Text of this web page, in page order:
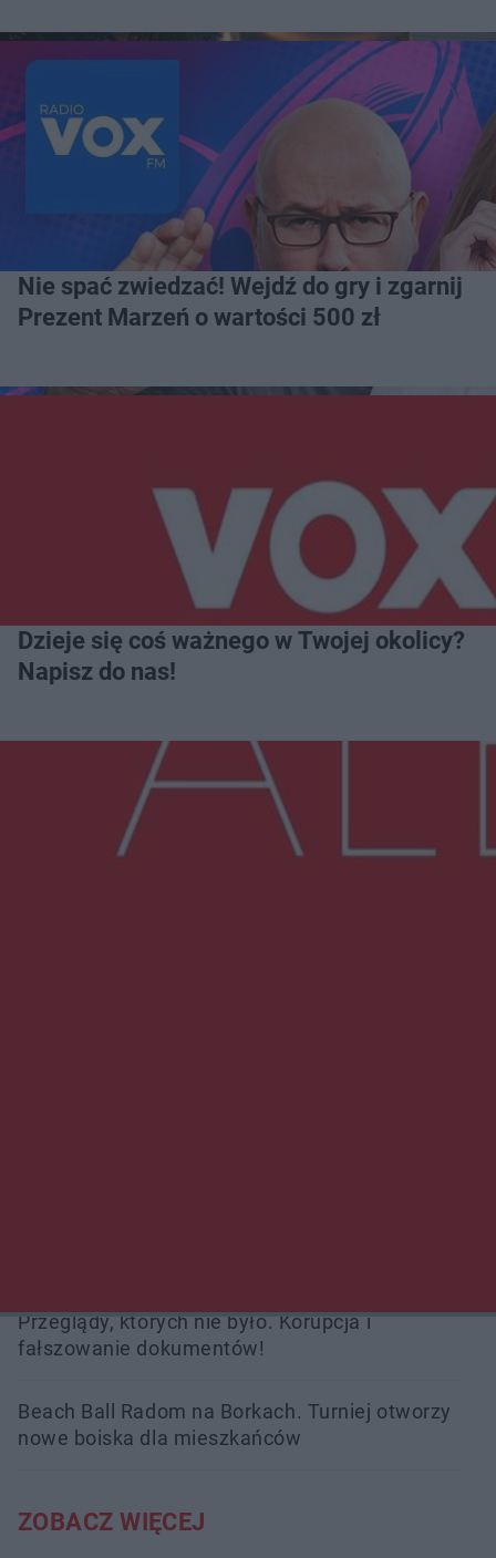
Nie spać zwiedzać! Wejdź do gry i zgarnij
Prezent Marzeń o wartości 500 zł
Dzieje się coś ważnego w Twojej okolicy?
Napisz do nas!
Więcej
Przeglądy, których nie było. Korupcja i
fałszowanie dokumentów!
Beach Ball Radom na Borkach. Turniej otworzy
nowe boiska dla mieszkańców
ZOBACZ WIĘCEJ